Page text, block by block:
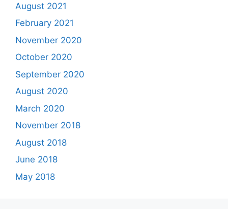
August 2021
February 2021
November 2020
October 2020
September 2020
August 2020
March 2020
November 2018
August 2018
June 2018
May 2018